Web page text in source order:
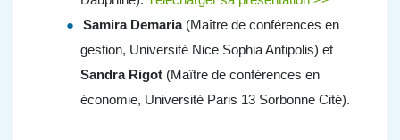
Samira Demaria(Maître de conférences en
gestion, Université Nice Sophia Antipolis) et
Sandra Rigot (Maître de conférences en
économie, Université Paris 13 Sorbonne Cité).